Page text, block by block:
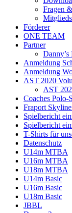
Fragen
Förderer
ONE TEAM
Partner
Anmeldung
Anmeldung
AST 2020
AST
Coaches Polo-
Fraport
Spielbericht
Spielbericht
T-Shirts für
Datenschutz
U14m MTBA
U16m MTBA
U18m MTBA
U14m Basic
U16m Basic
U18m Basic
JBBL